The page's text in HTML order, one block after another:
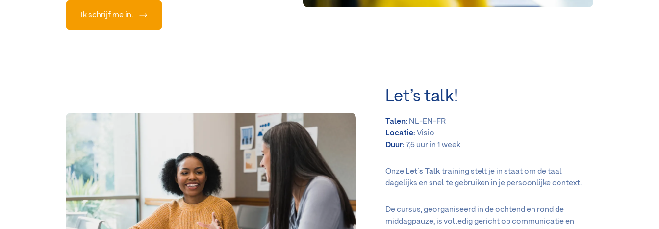
Ik schrijf me in.
Let’s talk!
Talen: NL-EN-FR
Locatie: Visio
Duur: 7,5 uur in 1 week
Onze Let’s Talktraining stelt je in staat om de taal
dagelijks en snel te gebruiken in je persoonlijke context.
De cursus, georganiseerd in de ochtend en rond de
middagpauze, is volledig gericht op communicatie en